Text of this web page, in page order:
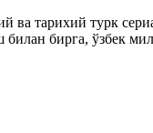
ва тарихий турк
бирга, ўзбек